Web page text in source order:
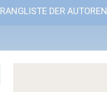
RANGLISTE DER AUTOREN